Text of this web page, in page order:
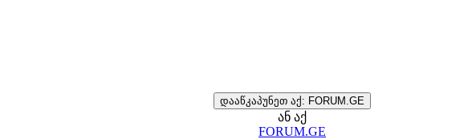
დააწკაპუნეთ აქ: FORUM.GE
ან აქ
FORUM.GE